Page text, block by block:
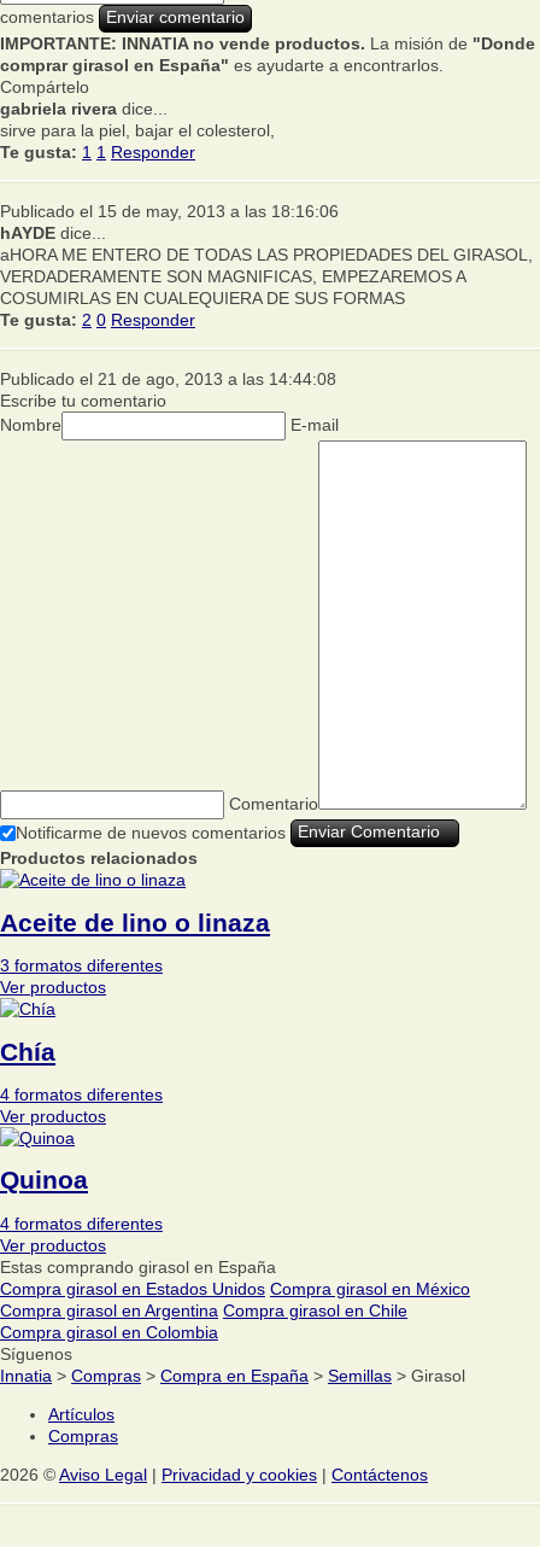
comentarios
IMPORTANTE: INNATIA no vende productos. La misión de "Donde
comprar girasol en España" es ayudarte a encontrarlos.
Compártelo
gabriela rivera dice...
sirve para la piel, bajar el colesterol,
Te gusta: 1 1 Responder
Publicado el 15 de may, 2013 a las 18:16:06
hAYDE dice...
aHORA ME ENTERO DE TODAS LAS PROPIEDADES DEL GIRASOL,
VERDADERAMENTE SON MAGNIFICAS, EMPEZAREMOS A
COSUMIRLAS EN CUALEQUIERA DE SUS FORMAS
Te gusta: 2 0 Responder
Publicado el 21 de ago, 2013 a las 14:44:08
Escribe tu comentario
Nombre
E-mail
Comentario
Notificarme de nuevos comentarios
Productos relacionados
Aceite de lino o linaza
3 formatos diferentes
Ver productos
Chía
4 formatos diferentes
Ver productos
Quinoa
4 formatos diferentes
Ver productos
Estas comprando girasol en España
Compra girasol en Estados Unidos Compra girasol en México
Compra girasol en Argentina Compra girasol en Chile
Compra girasol en Colombia
Síguenos
Innatia > Compras > Compra en España > Semillas > Girasol
Artículos
Compras
2026 ©Aviso Legal | Privacidad y cookies | Contáctenos